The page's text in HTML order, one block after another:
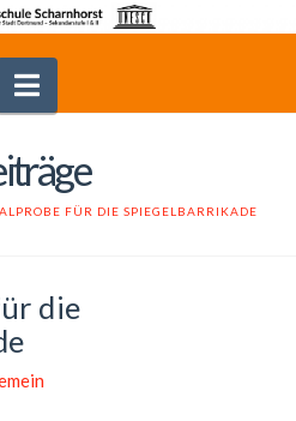
Navigation
FÜR DIE SPIEGELBARRIKADE
die